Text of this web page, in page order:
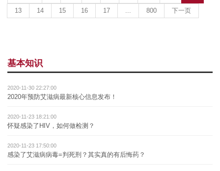
13 14 15 16 17 ... 800 下一页
基本知识
2020-11-30 22:27:00
2020年预防艾滋病最新核心信息发布！
2020-11-23 18:21:00
怀疑感染了HIV，如何做检测？
2020-11-23 17:50:00
感染了艾滋病病毒=判死刑？其实真的有后悔药？